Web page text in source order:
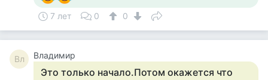
7 лет 0 0
Вл Владимир
Это только начало.Потом окажется что